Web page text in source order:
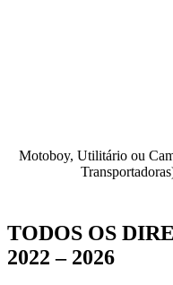
Motoboy, Utilitário ou
TODOS OS
2022 – 2026